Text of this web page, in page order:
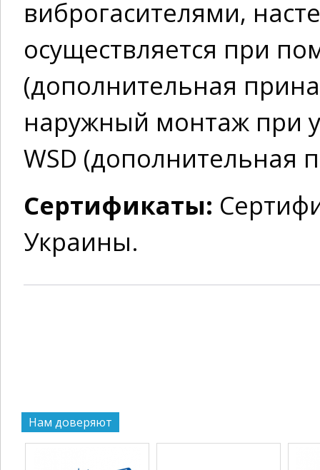
виброгасителями,
осуществляется при
(дополнительная
наружный монтаж при
WSD (дополнительная
Сертификаты:
Украины.
Нам доверяют